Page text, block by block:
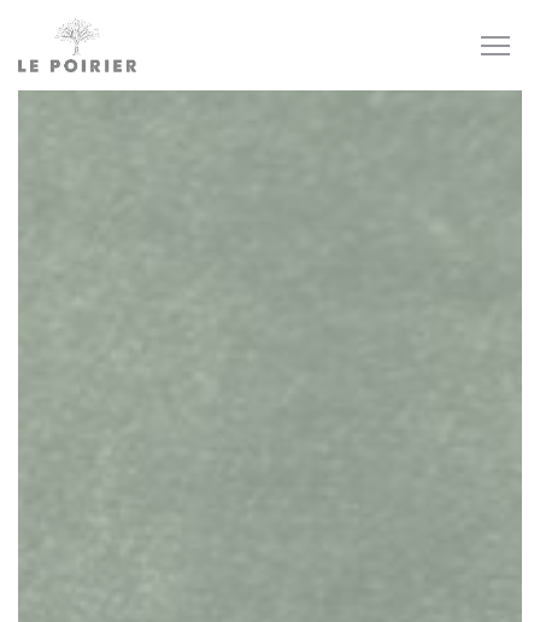
Personalizzazione delle tue scelte sui cookie